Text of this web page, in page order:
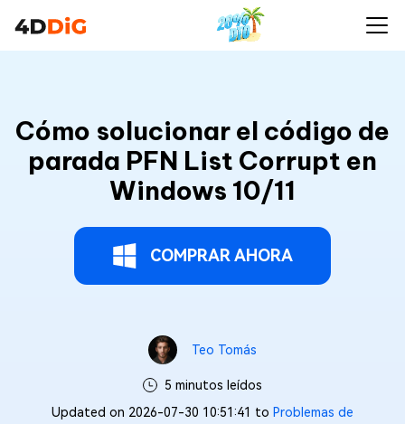
Cómo solucionar el código de
parada PFN List Corrupt en
Windows 10/11
COMPRAR AHORA
Teo Tomás
5 minutos leídos
Updated on 2026-07-30 10:51:41 to Problemas de